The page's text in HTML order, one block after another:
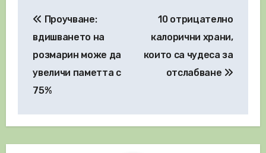
Проучване:
вдишването на
розмарин може да
увеличи паметта с
75%
10 отрицателно
калорични храни,
които са чудеса за
отслабване